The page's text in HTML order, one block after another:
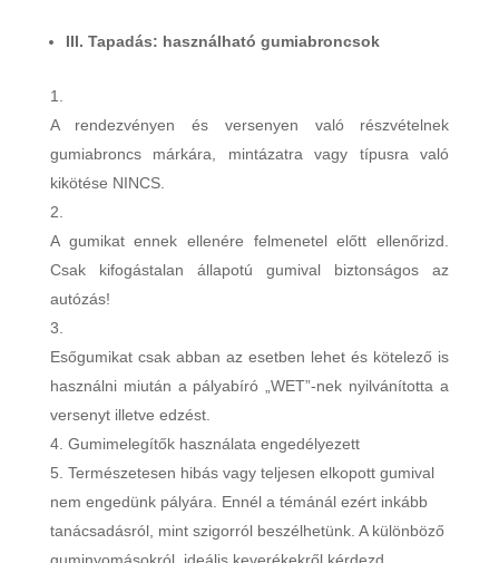
III. Tapadás: használható gumiabroncsok
A rendezvényen és versenyen való részvételnek
gumiabroncs márkára, mintázatra vagy típusra való
kikötése NINCS.
A gumikat ennek ellenére felmenetel előtt ellenőrizd.
Csak kifogástalan állapotú gumival biztonságos az
autózás!
Esőgumikat csak abban az esetben lehet és kötelező is
használni miután a pályabíró „WET”-nek nyilvánította a
versenyt illetve edzést.
Gumimelegítők használata engedélyezett
Természetesen hibás vagy teljesen elkopott gumival
nem engedünk pályára. Ennél a témánál ezért inkább
tanácsadásról, mint szigorról beszélhetünk. A különböző